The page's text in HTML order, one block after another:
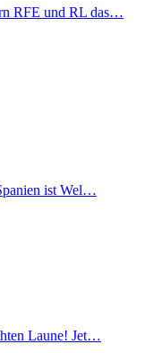
RFE und RL das…
ist Wel…
Laune! Jet…